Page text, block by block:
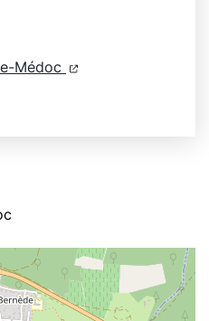
Médoc (ouverture dans un
(ouverture dans